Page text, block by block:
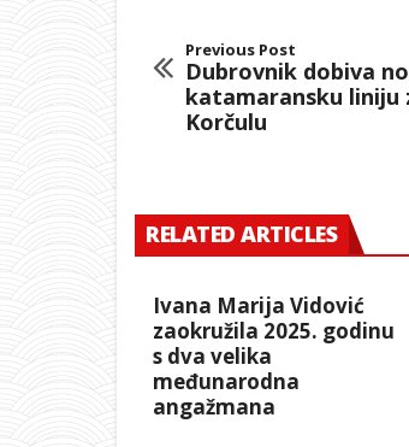
Previous Post
Dubrovnik dobiva
katamaransku liniju
Korčulu
RELATED ARTICLES
Ivana Marija Vidović
zaokružila 2025. godinu
s dva velika
međunarodna
angažmana